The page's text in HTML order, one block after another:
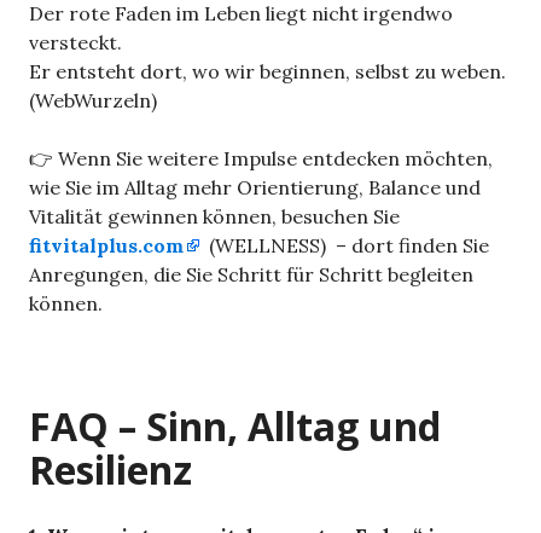
Der rote Faden im Leben liegt nicht irgendwo
versteckt.
Er entsteht dort, wo wir beginnen, selbst zu weben.
(WebWurzeln)
👉 Wenn Sie weitere Impulse entdecken möchten,
wie Sie im Alltag mehr Orientierung, Balance und
Vitalität gewinnen können, besuchen Sie
fitvitalplus.com
(WELLNESS) – dort finden Sie
Anregungen, die Sie Schritt für Schritt begleiten
können.
FAQ – Sinn, Alltag und
Resilienz